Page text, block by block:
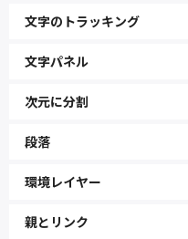
文字のトラッキング
文字パネル
次元に分割
段落
環境レイヤー
親とリンク